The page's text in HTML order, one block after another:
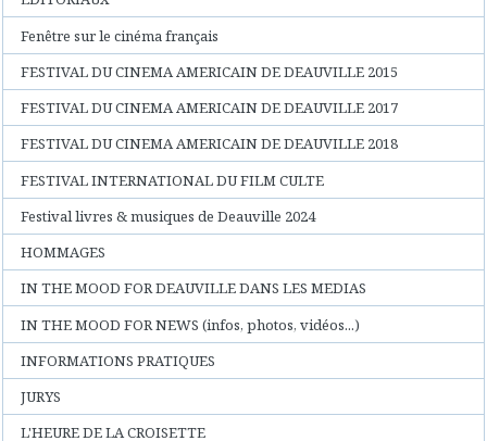
Fenêtre sur le cinéma français
FESTIVAL DU CINEMA AMERICAIN DE DEAUVILLE 2015
FESTIVAL DU CINEMA AMERICAIN DE DEAUVILLE 2017
FESTIVAL DU CINEMA AMERICAIN DE DEAUVILLE 2018
FESTIVAL INTERNATIONAL DU FILM CULTE
Festival livres & musiques de Deauville 2024
HOMMAGES
IN THE MOOD FOR DEAUVILLE DANS LES MEDIAS
IN THE MOOD FOR NEWS (infos, photos, vidéos...)
INFORMATIONS PRATIQUES
JURYS
L'HEURE DE LA CROISETTE